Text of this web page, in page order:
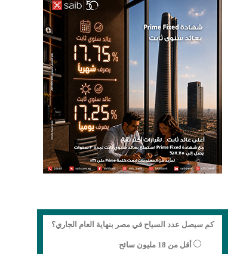
كم سيصل عدد السياح في مصر بنهاية العام الجاري؟
أقل من 18 مليون سائح